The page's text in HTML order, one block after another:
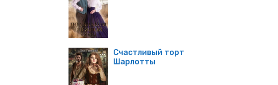
Счастливый торт
Шарлотты